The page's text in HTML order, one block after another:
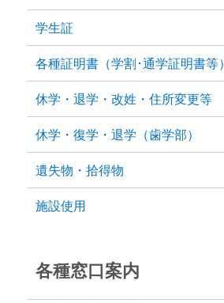
学生証
各種証明書（学割･通学証明書等）
休学・退学・改姓・住所変更等
休学・復学・退学（歯学部）
遺失物・拾得物
施設使用
各種窓口案内